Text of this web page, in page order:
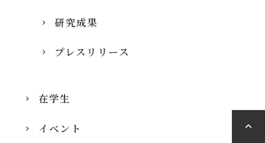
研究成果
プレスリリース
在学生
イベント